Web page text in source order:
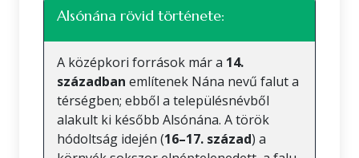
Alsónána rövid története:
A középkori források már a 14.
században említenek Nána nevű falut a
térségben; ebből a településnévből
alakult ki később Alsónána. A török
hódoltság idején (16–17. század) a